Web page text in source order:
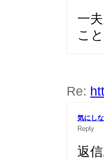
一
こ
Re:
気にしな
Reply
返